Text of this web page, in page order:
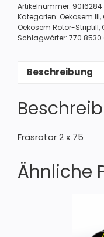
Artikelnummer: 9016284
Kategorien: Oekosem III,
Oekosem Rotor-Striptill,
Schlagwörter:
Beschreibung
Fräsrotor 2 x 75
Ähnliche